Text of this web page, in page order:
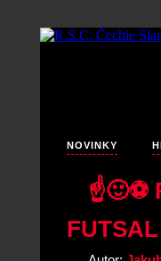
NOVINKY
☝️🙂⚽️